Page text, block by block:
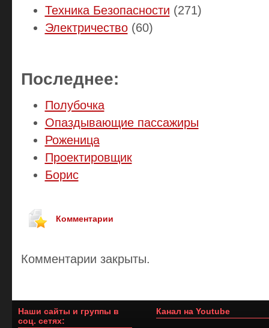
Техника Безопасности (271)
Электричество(60)
Последнее:
Полубочка
Опаздывающие пассажиры
Роженица
Проектировщик
Борис
Комментарии
Комментарии закрыты.
Наши сайты и группы в
соц. сетях:
Канал на Youtube